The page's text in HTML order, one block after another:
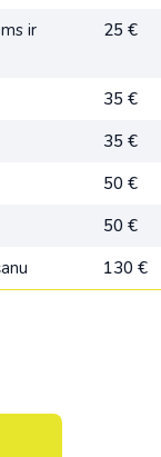
ir
25 €
35 €
35 €
50 €
50 €
130 €